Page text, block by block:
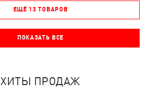
ЕЩЁ 13 ТОВАРОВ
ПОКАЗАТЬ ВСЕ
ХИТЫ ПРОДАЖ